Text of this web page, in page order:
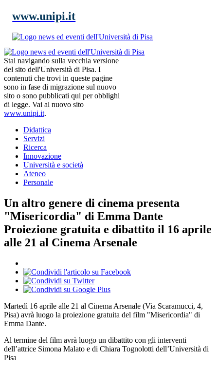
www.unipi.it
Stai navigando sulla vecchia versione
del sito dell'Università di Pisa. I
contenuti che trovi in queste pagine
sono in fase di migrazione sul nuovo
sito o sono pubblicati qui per obblighi
di legge. Vai al nuovo sito
www.unipi.it.
Didattica
Servizi
Ricerca
Innovazione
Università e società
Ateneo
Personale
Un altro genere di cinema presenta
"Misericordia" di Emma Dante
Proiezione gratuita e dibattito il 16 aprile
alle 21 al Cinema Arsenale
Martedì 16 aprile alle 21 al Cinema Arsenale (Via Scaramucci, 4,
Pisa) avrà luogo la proiezione gratuita del film "Misericordia" di
Emma Dante.
Al termine del film avrà luogo un dibattito con gli interventi
dell’attrice Simona Malato e di Chiara Tognolotti dell’Università di
Pisa